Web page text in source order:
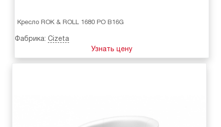
Кресло ROK & ROLL 1680 PO B16G
Фабрика: Cizeta
Узнать цену